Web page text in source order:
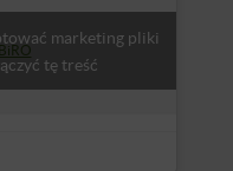
marketing pliki
tę treść